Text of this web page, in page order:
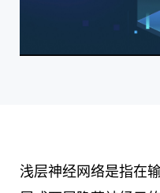
浅层神经网络是指在